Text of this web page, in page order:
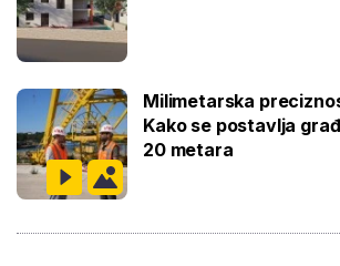
Milimetarska
Kako se postavlja
20 metara